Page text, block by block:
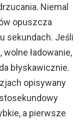
Niemal
opuszcza
sekundach. Jeśli
ładowanie,
błyskawicznie.
opisywany
a pierwsze